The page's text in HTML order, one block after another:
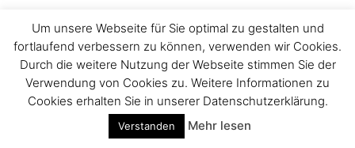
Impressum
Um unsere Webseite für Sie optimal zu gestalten und
fortlaufend verbessern zu können, verwenden wir Cookies.
Durch die weitere Nutzung der Webseite stimmen Sie der
Verwendung von Cookies zu. Weitere Informationen zu
Cookies erhalten Sie in unserer Datenschutzerklärung.
Verstanden Mehr lesen